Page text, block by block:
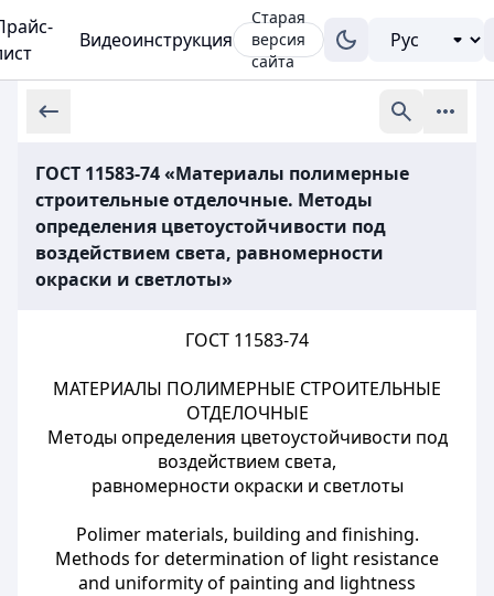
Видеоинструкция
Старая
версия
сайта
ГОСТ 11583-74 «Материалы полимерные
строительные отделочные. Методы
определения цветоустойчивости под
воздействием света, равномерности
окраски и светлоты»
ГОСТ 11583-74
МАТЕРИАЛЫ ПОЛИМЕРНЫЕ СТРОИТЕЛЬНЫЕ
ОТДЕЛОЧНЫЕ
Методы определения цветоустойчивости под
воздействием света,
равномерности окраски и светлоты
Polimer materials, building and finishing.
Methods for determination of light resistance
and uniformity of painting and lightness